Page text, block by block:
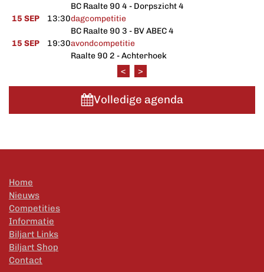
BC Raalte 90 4 - Dorpszicht 4
15 SEP
13:30dagcompetitie
BC Raalte 90 3 - BV ABEC 4
15 SEP
19:30avondcompetitie
Raalte 90 2 - Achterhoek
<
>
Volledige agenda
Home
Nieuws
Competities
Informatie
Biljart Links
Biljart Shop
Contact